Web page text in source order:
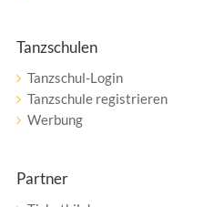
Tanzschulen
Tanzschul-Login
Tanzschule registrieren
Werbung
Partner